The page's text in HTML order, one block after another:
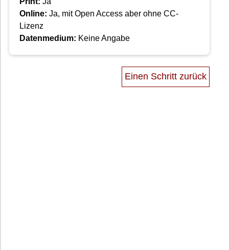
Online: Ja, mit Open Access aber ohne CC-
Lizenz
Datenmedium: Keine Angabe